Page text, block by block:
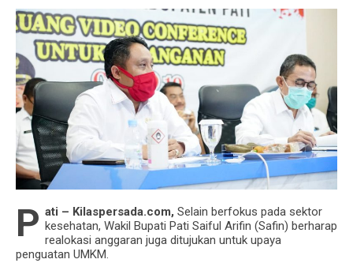
Bupati Haryanto, Idola Warga Pati
P ati – Kilaspersada.com, Selain berfokus pada sektor
kesehatan, Wakil Bupati Pati Saiful Arifin (Safin) berharap
realokasi anggaran juga ditujukan untuk upaya
penguatan UMKM.